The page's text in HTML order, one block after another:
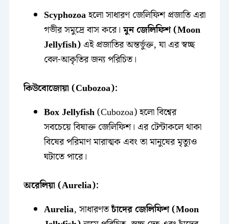
Scyphozoaহলো সাধারণ জেলিফিশ প্রজাতি এরা
গভীর সমুদ্রে বাস করে।মুন জেলিফিশ (Moon
Jellyfish)এই প্রজাতির অন্তর্ভুক্ত, যা এর স্বচ্ছ
বেল-আকৃতির জন্য পরিচিত।
কিউবোজোয়া (Cubozoa):
Box Jellyfish(Cubozoa) হলো বিশ্বের
সবচেয়ে বিষাক্ত জেলিফিশ। এর টেন্টাকলে থাকা
বিষের পরিমাণ মারাত্মক এবং তা মানুষের মৃত্যুও
ঘটাতে পারে।
অরেলিয়া (Aurelia):
Aurelia, সাধারণতচাঁদের জেলিফিশ (Moon